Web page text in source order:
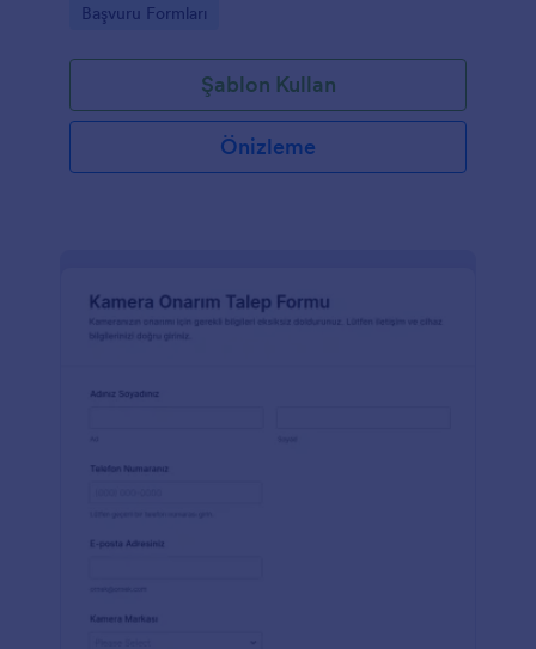
Go to Category:
Başvuru Formları
Şablon Kullan
Önizleme